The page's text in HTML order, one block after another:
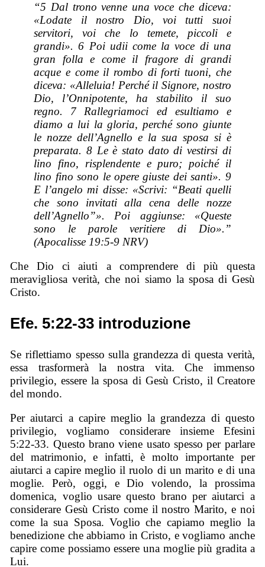
“5 Dal trono venne una voce che diceva:
«Lodate il nostro Dio, voi tutti suoi
servitori, voi che lo temete, piccoli e
grandi». 6 Poi udii come la voce di una
gran folla e come il fragore di grandi
acque e come il rombo di forti tuoni, che
diceva: «Alleluia! Perché il Signore, nostro
Dio, l’Onnipotente, ha stabilito il suo
regno. 7 Rallegriamoci ed esultiamo e
diamo a lui la gloria, perché sono giunte
le nozze dell’Agnello e la sua sposa si è
preparata. 8 Le è stato dato di vestirsi di
lino fino, risplendente e puro; poiché il
lino fino sono le opere giuste dei santi». 9
E l’angelo mi disse: «Scrivi: “Beati quelli
che sono invitati alla cena delle nozze
dell’Agnello”». Poi aggiunse: «Queste
sono le parole veritiere di Dio».”
(Apocalisse 19:5-9 NRV)
Che Dio ci aiuti a comprendere di più questa
meravigliosa verità, che noi siamo la sposa di Gesù
Cristo.
Efe. 5:22-33 introduzione
Se riflettiamo spesso sulla grandezza di questa verità,
essa trasformerà la nostra vita. Che immenso
privilegio, essere la sposa di Gesù Cristo, il Creatore
del mondo.
Per aiutarci a capire meglio la grandezza di questo
privilegio, vogliamo considerare insieme Efesini
5:22-33. Questo brano viene usato spesso per parlare
del matrimonio, e infatti, è molto importante per
aiutarci a capire meglio il ruolo di un marito e di una
moglie. Però, oggi, e Dio volendo, la prossima
domenica, voglio usare questo brano per aiutarci a
considerare Gesù Cristo come il nostro Marito, e noi
come la sua Sposa. Voglio che capiamo meglio la
benedizione che abbiamo in Cristo, e vogliamo anche
capire come possiamo essere una moglie più gradita a
Lui.